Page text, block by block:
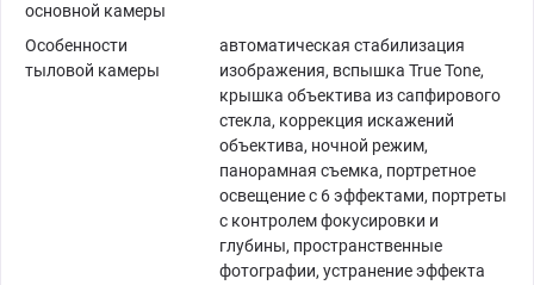
основной камеры
Особенности
тыловой камеры
автоматическая стабилизация
изображения, вспышка True Tone,
крышка объектива из сапфирового
стекла, коррекция искажений
объектива, ночной режим,
панорамная съемка, портретное
освещение с 6 эффектами, портреты
с контролем фокусировки и
глубины, пространственные
фотографии, устранение эффекта